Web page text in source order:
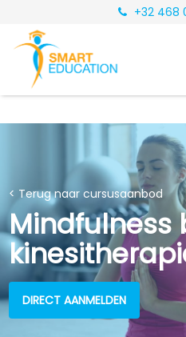
+32 468
< Terug naar cursusaanbod
Mindfulness
DIRECT AANMELDEN